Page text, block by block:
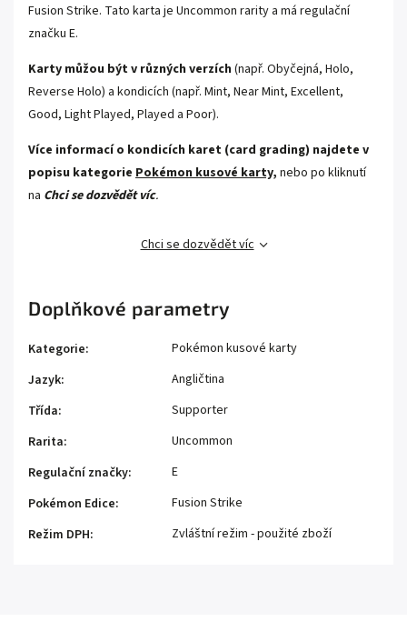
Fusion Strike. Tato karta je Uncommon rarity a má regulační
značku E.
Karty můžou být v různých verzích (např. Obyčejná, Holo,
Reverse Holo) a kondicích (např. Mint, Near Mint, Excellent,
Good, Light Played, Played a Poor).
Více informací o kondicích karet (card grading) najdete v
popisu kategorie Pokémon kusové karty, nebo po kliknutí
na Chci se dozvědět víc.
Chci se dozvědět víc
Doplňkové parametry
Kategorie:
Pokémon kusové karty
Jazyk:
Angličtina
Třída:
Supporter
Rarita:
Uncommon
Regulační značky:
E
Pokémon Edice:
Fusion Strike
Režim DPH: Zvláštní režim - použité zboží